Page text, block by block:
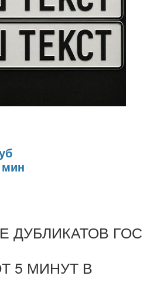
мин
ДУБЛИКАТОВ ГОС
5 МИНУТ В